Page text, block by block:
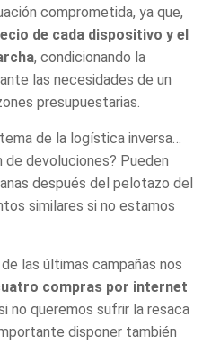
comprometida, ya que,
de cada dispositivo y el
, condicionando la
las necesidades de un
presupuestarias.
de la logística inversa…
de devoluciones? Pueden
después del pelotazo del
similares si no estamos
las últimas campañas nos
compras por internet
no queremos sufrir la resaca
disponer también